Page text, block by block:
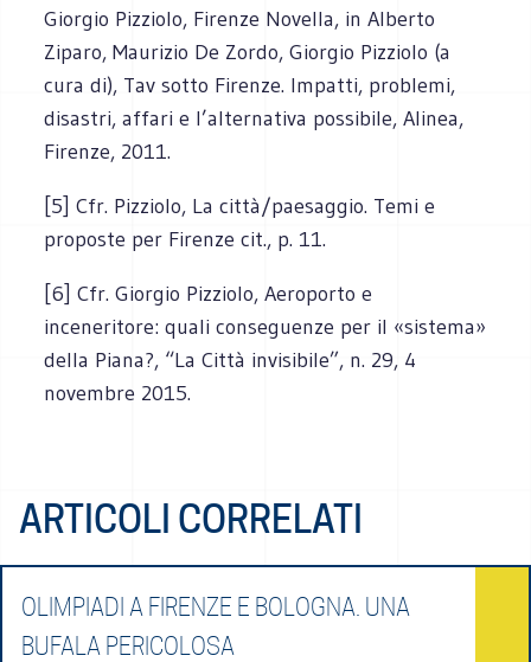
Giorgio Pizziolo, Firenze Novella, in Alberto
Ziparo, Maurizio De Zordo, Giorgio Pizziolo (a
cura di), Tav sotto Firenze. Impatti, problemi,
disastri, affari e l’alternativa possibile, Alinea,
Firenze, 2011.
[5] Cfr. Pizziolo, La città/paesaggio. Temi e
proposte per Firenze cit., p. 11.
[6] Cfr. Giorgio Pizziolo, Aeroporto e
inceneritore: quali conseguenze per il «sistema»
della Piana?, “La Città invisibile”, n. 29, 4
novembre 2015.
ARTICOLI CORRELATI
OLIMPIADI A FIRENZE E BOLOGNA. UNA
BUFALA PERICOLOSA